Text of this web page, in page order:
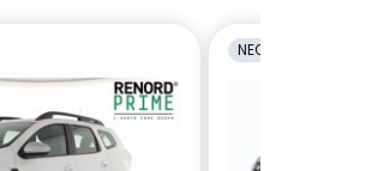
NEOPATENTATI